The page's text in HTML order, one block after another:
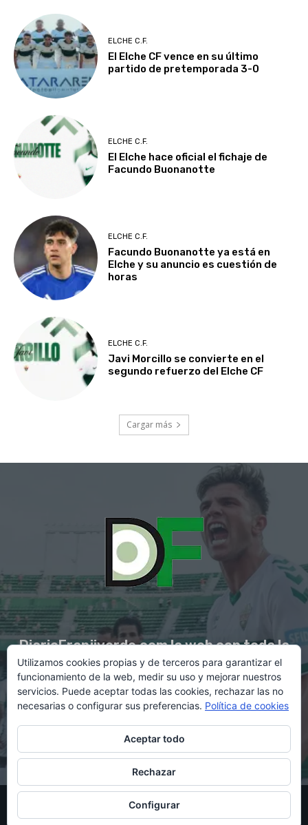
ELCHE C.F.
El Elche CF vence en su último
partido de pretemporada 3-0
ELCHE C.F.
El Elche hace oficial el fichaje de
Facundo Buonanotte
ELCHE C.F.
Facundo Buonanotte ya está en
Elche y su anuncio es cuestión de
horas
ELCHE C.F.
Javi Morcillo se convierte en el
segundo refuerzo del Elche CF
Cargar más
DiarioFranjiverde.com la web con toda la
información del Elche C.F.
Contacto en:diario@franjiverde.com
© Copyright 2021 - Gestión y diseño por Rubén Maestre
Política de cookies Política de privacidad
Utilizamos cookies propias y de terceros para garantizar el
funcionamiento de la web, medir su uso y mejorar nuestros
servicios. Puede aceptar todas las cookies, rechazar las no
necesarias o configurar sus preferencias. Política de cookies
Aceptar todo
Rechazar
Configurar